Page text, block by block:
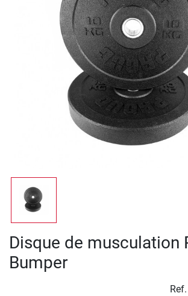
Disque de musculation
Bumper
Ref.